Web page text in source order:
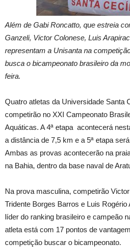
Além de Gabi Roncatto, que estreia
Ganzeli, Victor Colonese, Luis
representam a Unisanta na
busca o bicampeonato brasileiro da
feira.
Quatro atletas da Universidade Santa
competirão no XXI Campeonato
Aquáticas. A 4ª etapa acontecerá
a distância de 7,5 km e a 5ª etapa
Ambas as provas acontecerão na
na Bahia, dentro da base naval de
Na prova masculina, competirão
Tridente Borges Barros e Luis
líder do ranking brasileiro e campeão
atleta está com 17 pontos de
competição buscar o bicampeonato.